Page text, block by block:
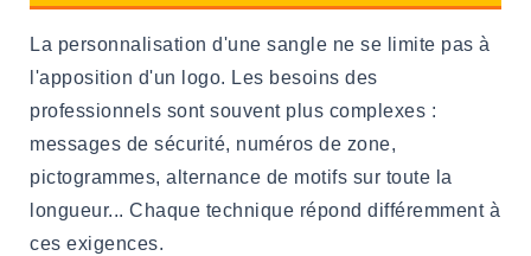
La personnalisation d'une sangle ne se limite pas à
l'apposition d'un logo. Les besoins des
professionnels sont souvent plus complexes :
messages de sécurité, numéros de zone,
pictogrammes, alternance de motifs sur toute la
longueur... Chaque technique répond différemment à
ces exigences.